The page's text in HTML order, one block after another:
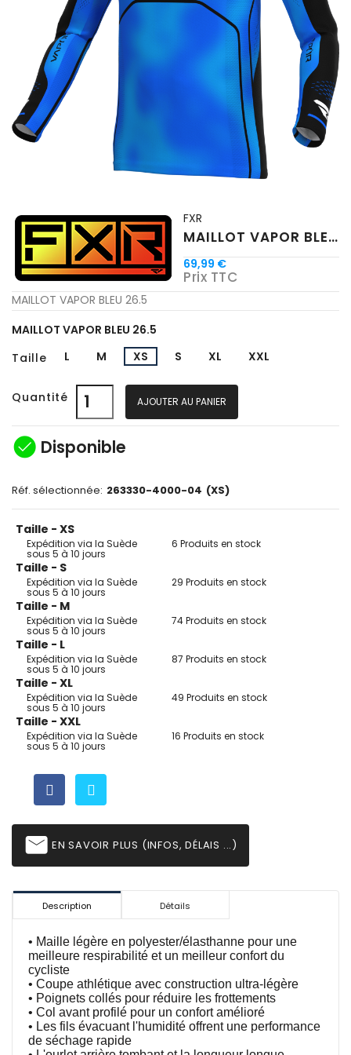
FXR
MAILLOT VAPOR BLEU 26.5
69,99 €
Prix TTC
MAILLOT VAPOR BLEU 26.5
MAILLOT VAPOR BLEU 26.5
Taille
L M XS S XL XXL
Quantité AJOUTER AU PANIER
check_circle Disponible
Réf. sélectionnée: 263330-4000-04 (XS)
Taille - XS
Expédition via la Suède
sous 5 à 10 jours
6 Produits en stock
Taille - S
Expédition via la Suède
sous 5 à 10 jours
29 Produits en stock
Taille - M
Expédition via la Suède
sous 5 à 10 jours
74 Produits en stock
Taille - L
Expédition via la Suède
sous 5 à 10 jours
87 Produits en stock
Taille - XL
Expédition via la Suède
sous 5 à 10 jours
49 Produits en stock
Taille - XXL
Expédition via la Suède
sous 5 à 10 jours
16 Produits en stock
email EN SAVOIR PLUS (INFOS, DÉLAIS ...)
Description Détails
• Maille légère en polyester/élasthanne pour une
meilleure respirabilité et un meilleur confort du
cycliste
• Coupe athlétique avec construction ultra-légère
• Poignets collés pour réduire les frottements
• Col avant profilé pour un confort amélioré
• Les fils évacuant l'humidité offrent une performance
de séchage rapide